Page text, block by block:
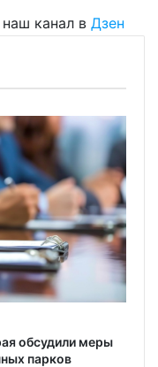
канал в Дзен
обсудили меры
парков